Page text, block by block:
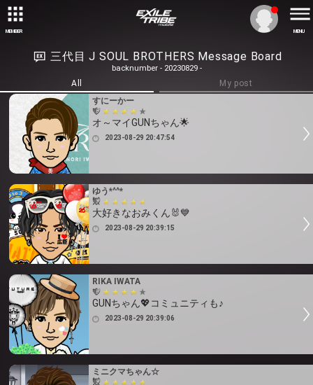
MEMBER MENU
三代目 J SOUL BROTHERS Message Board
backnumber - 20230829 -
All
My post
すにーかー
オ～マイGUNちゃん🌟
2023-08-29 20:47:54
ゆう*^^*
大好きなおみくん🐰💙
2023-08-29 20:39:15
RIKA IWATA
GUNちゃん💖コミュニティも♪
2023-08-29 20:39:06
ミニクマちゃん☆